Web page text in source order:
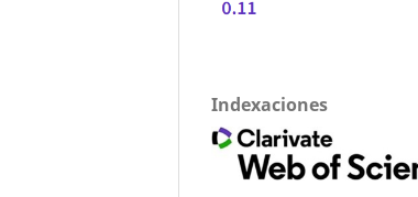
Indexaciones